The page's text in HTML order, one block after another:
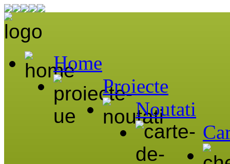
Home
Proiecte
Noutati